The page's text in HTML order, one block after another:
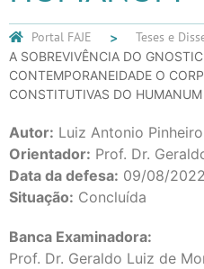
Portal FAJE Teses e
A SOBREVIVÊNCIA DO
CONTEMPORANEIDADE O
CONSTITUTIVAS DO HUMANUM
Autor: Luiz Antonio Pinheiro
Orientador: Prof. Dr.
Data da defesa: 09/08/2022
Situação: Concluída
Banca Examinadora:
Prof. Dr. Geraldo Luiz de